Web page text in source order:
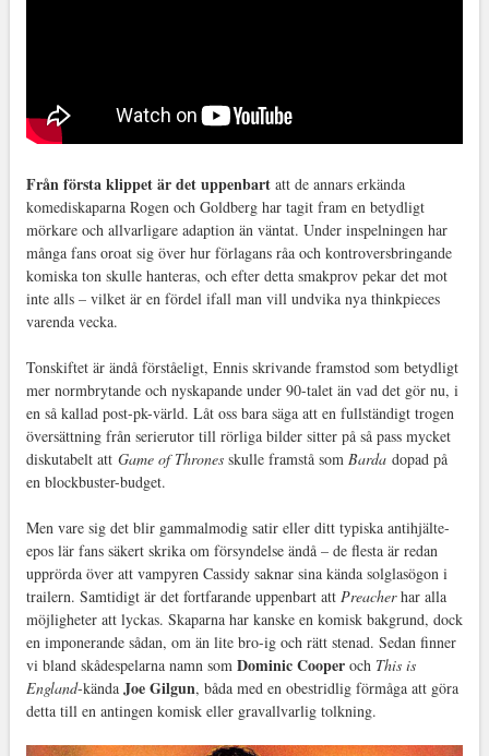
Från första klippet är det uppenbartatt de annars erkända
komediskaparna Rogen och Goldberg har tagit fram en betydligt
mörkare och allvarligare adaption än väntat. Under inspelningen har
många fans oroat sig över hur förlagans råa och kontroversbringande
komiska ton skulle hanteras, och efter detta smakprov pekar det mot
inte alls – vilket är en fördel ifall man vill undvika nya thinkpieces
varenda vecka.
Tonskiftet är ändå förståeligt, Ennis skrivande framstod som betydligt
mer normbrytande och nyskapande under 90-talet än vad det gör nu, i
en så kallad post-pk-värld. Låt oss bara säga att en fullständigt trogen
översättning från serierutor till rörliga bilder sitter på så pass mycket
diskutabelt att Game of Thronesskulle framstå som Barda dopad på
en blockbuster-budget.
Men vare sig det blir gammalmodig satir eller ditt typiska antihjälte-
epos lär fans säkert skrika om försyndelse ändå – de flesta är redan
upprörda över att vampyren Cassidy saknar sina kända solglasögon i
trailern. Samtidigt är det fortfarande uppenbart att Preacherhar alla
möjligheter att lyckas. Skaparna har kanske en komisk bakgrund, dock
en imponerande sådan, om än lite bro-ig och rätt stenad. Sedan finner
vi bland skådespelarna namn som Dominic Cooperoch This is
England-kända Joe Gilgun, båda med en obestridlig förmåga att göra
detta till en antingen komisk eller gravallvarlig tolkning.